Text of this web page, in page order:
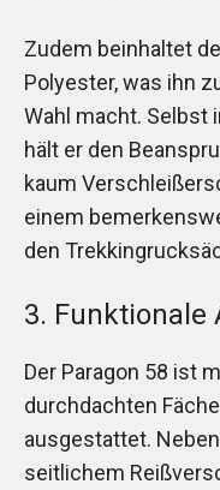
Zudem beinhaltet
Polyester, was ihn
Wahl macht. Selbst
hält er den
kaum
einem
den
3. Funktionale
Der Paragon 58 ist
durchdachten
ausgestattet.
seitlichem